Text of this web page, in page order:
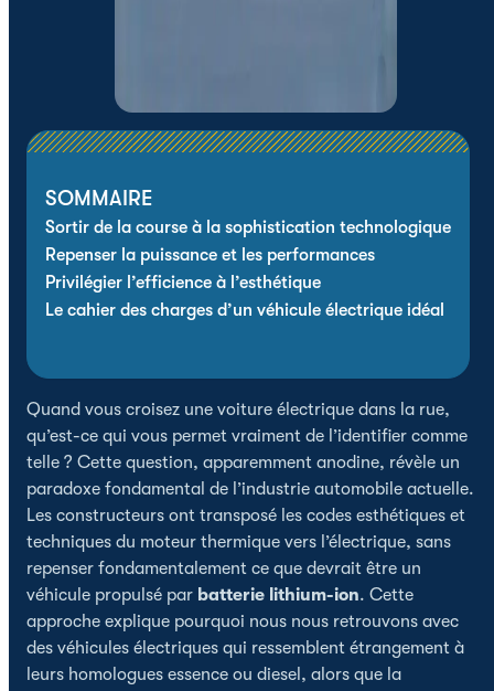
SOMMAIRE
Sortir de la course à la sophistication technologique
Repenser la puissance et les performances
Privilégier l’efficience à l’esthétique
Le cahier des charges d’un véhicule électrique idéal
Quand vous croisez une voiture électrique dans la rue,
qu’est-ce qui vous permet vraiment de l’identifier comme
telle ? Cette question, apparemment anodine, révèle un
paradoxe fondamental de l’industrie automobile actuelle.
Les constructeurs ont transposé les codes esthétiques et
techniques du moteur thermique vers l’électrique, sans
repenser fondamentalement ce que devrait être un
véhicule propulsé par batterie lithium-ion. Cette
approche explique pourquoi nous nous retrouvons avec
des véhicules électriques qui ressemblent étrangement à
leurs homologues essence ou diesel, alors que la